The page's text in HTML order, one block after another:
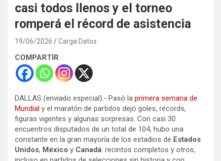
casi todos llenos y el torneo
romperá el récord de asistencia
19/06/2026 Carga Datos
COMPARTIR
DALLAS (enviado especial).- Pasó la primera semana de
Mundial y el maratón de partidos dejó goles, récords,
figuras vigentes y algunas sorpresas. Con casi 30
encuentros disputados de un total de 104, hubo una
constante en la gran mayoría de los estadios de Estados
Unidos, México y Canadá: recintos completos y otros,